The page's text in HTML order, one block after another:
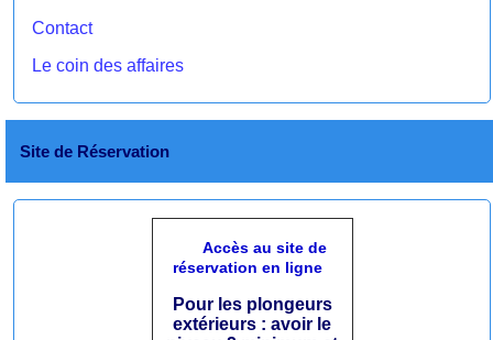
Contact
Le coin des affaires
Site de Réservation
Accès au site de
réservation en ligne
Pour les plongeurs
extérieurs : avoir le